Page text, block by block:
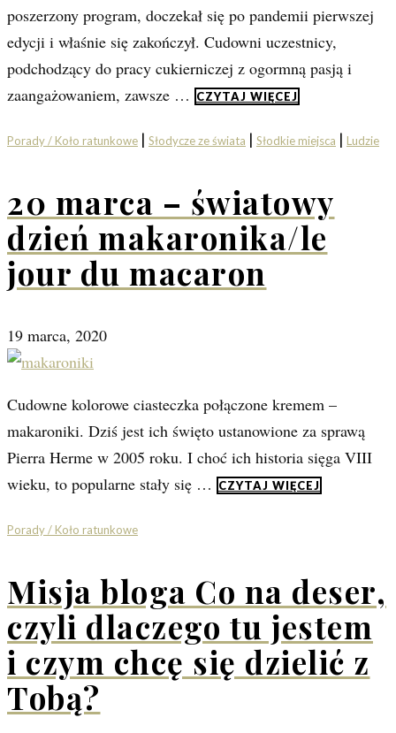
poszerzony program, doczekał się po pandemii pierwszej
edycji i właśnie się zakończył. Cudowni uczestnicy,
podchodzący do pracy cukierniczej z ogormną pasją i
zaangażowaniem, zawsze …
CZYTAJ WIĘCEJ
Porady / Koło ratunkowe | Słodycze ze świata | Słodkie miejsca | Ludzie
20 marca – światowy
dzień makaronika/le
jour du macaron
19 marca, 2020
Cudowne kolorowe ciasteczka połączone kremem –
makaroniki. Dziś jest ich święto ustanowione za sprawą
Pierra Herme w 2005 roku. I choć ich historia sięga VIII
wieku, to popularne stały się …
CZYTAJ WIĘCEJ
Porady / Koło ratunkowe
Misja bloga Co na deser,
czyli dlaczego tu jestem
i czym chcę się dzielić z
Tobą?